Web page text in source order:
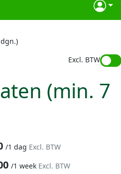
Excl. BTW
(min. 7
/1 dag Excl. BTW
/1 week Excl. BTW